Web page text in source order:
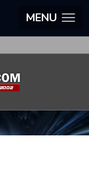
MENU